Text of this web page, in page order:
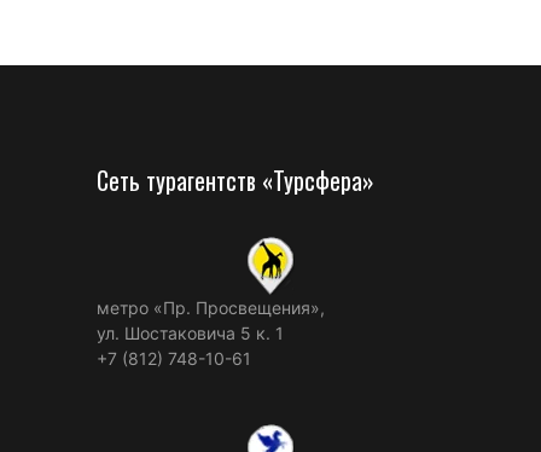
Сеть турагентств «Турсфера»
метро «Пр. Просвещения»,
ул. Шостаковича 5 к. 1
+7 (812) 748-10-61